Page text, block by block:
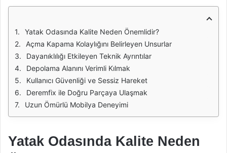
Yatak Odasında Kalite Neden Önemlidir?
Açma Kapama Kolaylığını Belirleyen Unsurlar
Dayanıklılığı Etkileyen Teknik Ayrıntılar
Depolama Alanını Verimli Kılmak
Kullanıcı Güvenliği ve Sessiz Hareket
Deremfix ile Doğru Parçaya Ulaşmak
Uzun Ömürlü Mobilya Deneyimi
Yatak Odasında Kalite Neden